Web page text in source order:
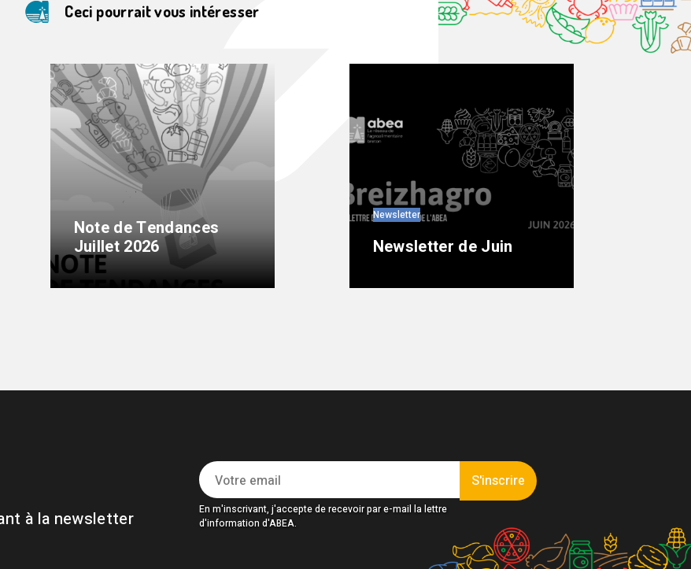
Ceci pourrait vous intéresser
Note de Tendances
Juillet 2026
Newsletter
Newsletter de Juin
à la newsletter
En m'inscrivant, j'accepte de recevoir par e-mail la lettre
d'information d'ABEA.
S'inscrire